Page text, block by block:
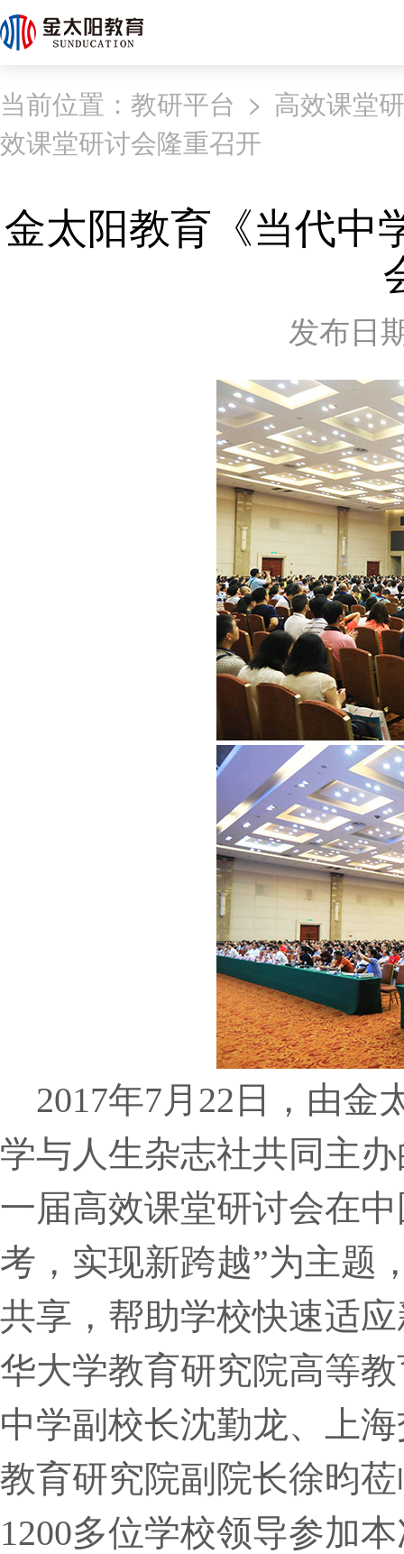
当前位置： 教研平台 > 高效课堂
效课堂研讨会隆重召开
金太阳教育《当代中
发布日
2017年7月22日，由金
学与人生杂志社共同主
一届高效课堂研讨会在
考，实现新跨越”为主题
共享，帮助学校快速适
华大学教育研究院高等
中学副校长沈勤龙、上
教育研究院副院长徐昀
1200多位学校领导参加